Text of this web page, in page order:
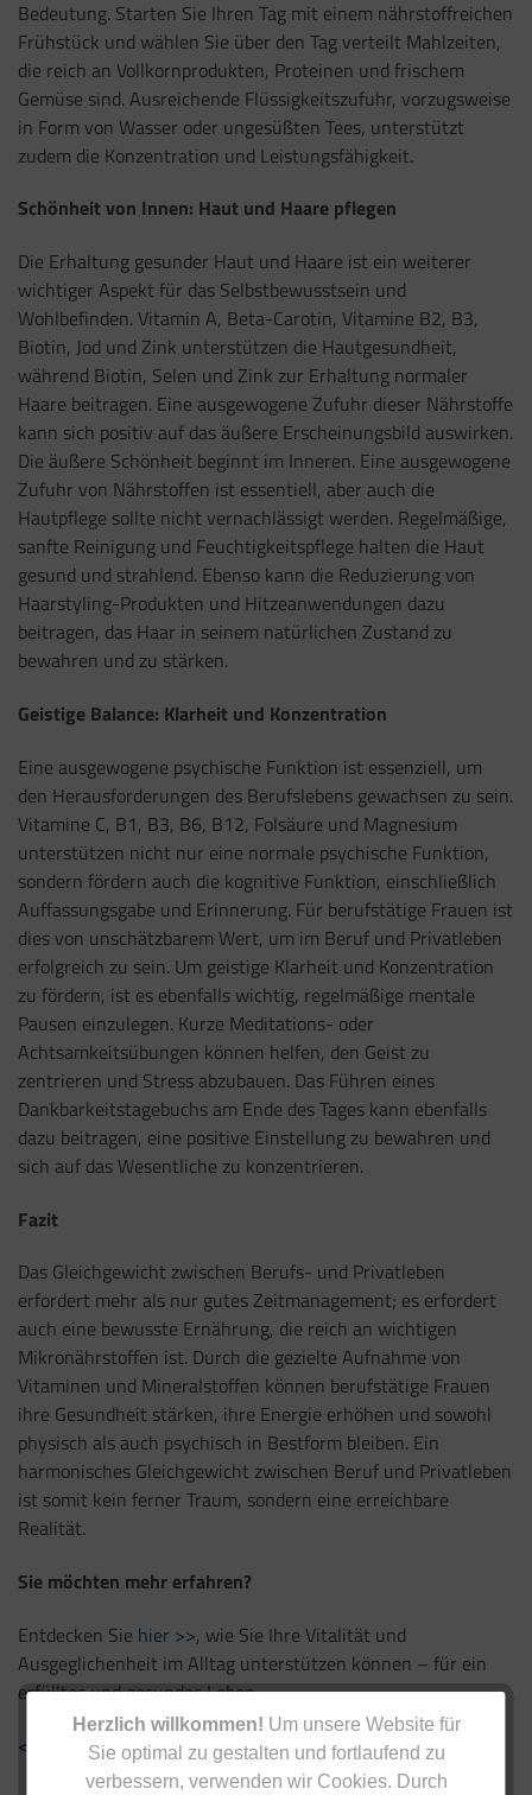
Herzlich willkommen! Um unsere Website für
Sie optimal zu gestalten und fortlaufend zu
verbessern, verwenden wir Cookies. Durch
Bedeutung. Starten Sie Ihren Tag mit einem nährstoffreichen
Frühstück und wählen Sie über den Tag verteilt Mahlzeiten,
die reich an Vollkornprodukten, Proteinen und frischem
Gemüse sind. Ausreichende Flüssigkeitszufuhr, vorzugsweise
in Form von Wasser oder ungesüßten Tees, unterstützt
zudem die Konzentration und Leistungsfähigkeit.
Schönheit von Innen: Haut und Haare pflegen
Die Erhaltung gesunder Haut und Haare ist ein weiterer
wichtiger Aspekt für das Selbstbewusstsein und
Wohlbefinden. Vitamin A, Beta-Carotin, Vitamine B2, B3,
Biotin, Jod und Zink unterstützen die Hautgesundheit,
während Biotin, Selen und Zink zur Erhaltung normaler
Haare beitragen. Eine ausgewogene Zufuhr dieser Nährstoffe
kann sich positiv auf das äußere Erscheinungsbild auswirken.
Die äußere Schönheit beginnt im Inneren. Eine ausgewogene
Zufuhr von Nährstoffen ist essentiell, aber auch die
Hautpflege sollte nicht vernachlässigt werden. Regelmäßige,
sanfte Reinigung und Feuchtigkeitspflege halten die Haut
gesund und strahlend. Ebenso kann die Reduzierung von
Haarstyling-Produkten und Hitzeanwendungen dazu
beitragen, das Haar in seinem natürlichen Zustand zu
bewahren und zu stärken.
Geistige Balance: Klarheit und Konzentration
Eine ausgewogene psychische Funktion ist essenziell, um
den Herausforderungen des Berufslebens gewachsen zu sein.
Vitamine C, B1, B3, B6, B12, Folsäure und Magnesium
unterstützen nicht nur eine normale psychische Funktion,
sondern fördern auch die kognitive Funktion, einschließlich
Auffassungsgabe und Erinnerung. Für berufstätige Frauen ist
dies von unschätzbarem Wert, um im Beruf und Privatleben
erfolgreich zu sein. Um geistige Klarheit und Konzentration
zu fördern, ist es ebenfalls wichtig, regelmäßige mentale
Pausen einzulegen. Kurze Meditations- oder
Achtsamkeitsübungen können helfen, den Geist zu
zentrieren und Stress abzubauen. Das Führen eines
Dankbarkeitstagebuchs am Ende des Tages kann ebenfalls
dazu beitragen, eine positive Einstellung zu bewahren und
sich auf das Wesentliche zu konzentrieren.
Fazit
Das Gleichgewicht zwischen Berufs- und Privatleben
erfordert mehr als nur gutes Zeitmanagement; es erfordert
auch eine bewusste Ernährung, die reich an wichtigen
Mikronährstoffen ist. Durch die gezielte Aufnahme von
Vitaminen und Mineralstoffen können berufstätige Frauen
ihre Gesundheit stärken, ihre Energie erhöhen und sowohl
physisch als auch psychisch in Bestform bleiben. Ein
harmonisches Gleichgewicht zwischen Beruf und Privatleben
ist somit kein ferner Traum, sondern eine erreichbare
Realität.
Sie möchten mehr erfahren?
Entdecken Sie hier >>, wie Sie Ihre Vitalität und
Ausgeglichenheit im Alltag unterstützen können – für ein
erfülltes und gesundes Leben.
< Zurück zur Übersicht